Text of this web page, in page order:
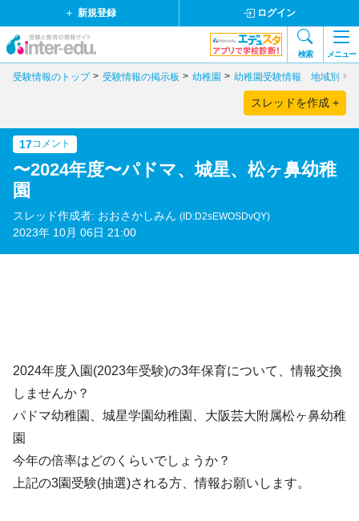
新規登録 ログイン
検索 メニュー
受験情報のトップ 受験情報の掲示板 幼稚園 幼稚園受験情報 地域別
スレッドを作成 +
17コメント
〜2024年度〜パドマ、城星、松ヶ鼻幼稚
園
スレッド作成者: おおさかしみん (ID:D2sEWOSDvQY)
2023年 10月 06日 21:00
2024年度入園(2023年受験)の3年保育について、情報交換
しませんか？
パドマ幼稚園、城星学園幼稚園、大阪芸大附属松ヶ鼻幼稚
園
今年の倍率はどのくらいでしょうか？
上記の3園受験(抽選)される方、情報お願いします。